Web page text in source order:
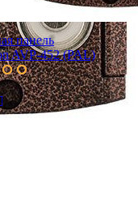
панель
AVP-452 (PAL)